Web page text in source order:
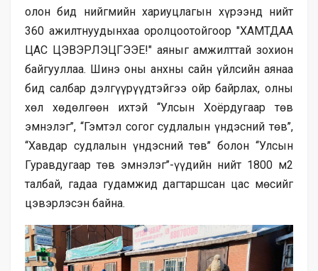
олон бид нийгмийн хариуцлагын хүрээнд нийт
360 ажилтнуудынхаа оролцоотойгоор "ХАМТДАА
ЦАС ЦЭВЭРЛЭЦГЭЭЕ!" аяныг амжилттай зохион
байгууллаа. Шинэ оны анхны сайн үйлсийн аянаа
бид салбар дэлгүүрүүдтэйгээ ойр байрлах, олны
хөл хөдөлгөөн ихтэй ‘‘Улсын Хоёрдугаар төв
эмнэлэг’’, ‘‘Гэмтэл согог судлалын үндэсний төв’’,
‘‘Хавдар судлалын үндэсний төв’’ болон ‘‘Улсын
Гуравдугаар төв эмнэлэг’’-үүдийн нийт 1800 м2
талбай, гадаа гудамжид дагтаршсан цас мөсийг
цэвэрлэсэн байна.